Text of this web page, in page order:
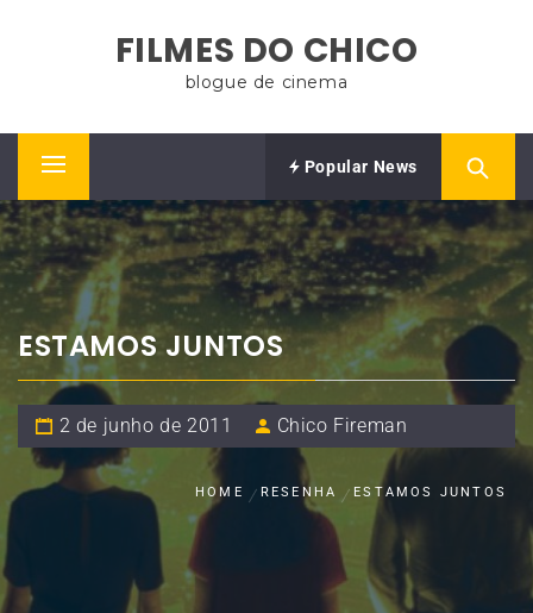
FILMES DO CHICO
blogue de cinema
Primary
Menu
Popular News
ESTAMOS JUNTOS
2 de junho de 2011 Chico Fireman
HOME RESENHA ESTAMOS JUNTOS